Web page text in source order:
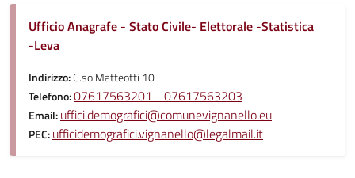
Ufficio Anagrafe - Stato Civile- Elettorale -Statistica
-Leva
Indirizzo:C.so Matteotti 10
Telefono:07617563201 - 07617563203
Email:uffici.demografici@comunevignanello.eu
PEC:ufficidemografici.vignanello@legalmail.it